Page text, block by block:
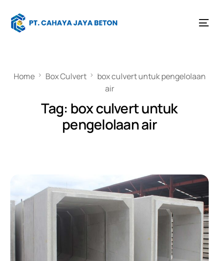
Home Box Culvert
box culvert untuk pengelolaan
air
Tag: box culvert untuk
pengelolaan air